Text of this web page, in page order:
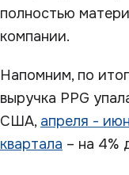
полностью
компании.
Напомним, по
выручка PPG
США, апреля -
квартала – на 4%